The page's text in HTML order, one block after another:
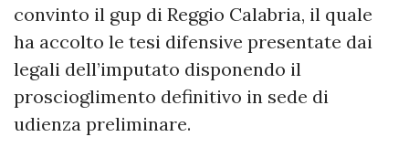
convinto il gup di Reggio Calabria, il quale
ha accolto le tesi difensive presentate dai
legali dell’imputato disponendo il
proscioglimento definitivo in sede di
udienza preliminare.